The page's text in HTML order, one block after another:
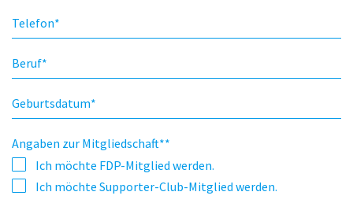
Telefon*
Beruf*
Geburtsdatum*
Angaben zur Mitgliedschaft**
Ich möchte FDP-Mitglied werden.
Ich möchte Supporter-Club-Mitglied werden.